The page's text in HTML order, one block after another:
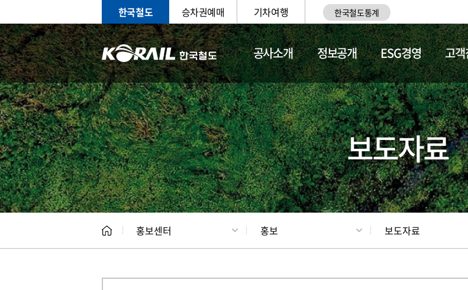
한국철도 승차권예매 기차여행 한국철도통계
공사소개 정보공개 ESG경영 고
홍보 문화사업 갤러리
보도자료
홍보센터 홍보 보도자료